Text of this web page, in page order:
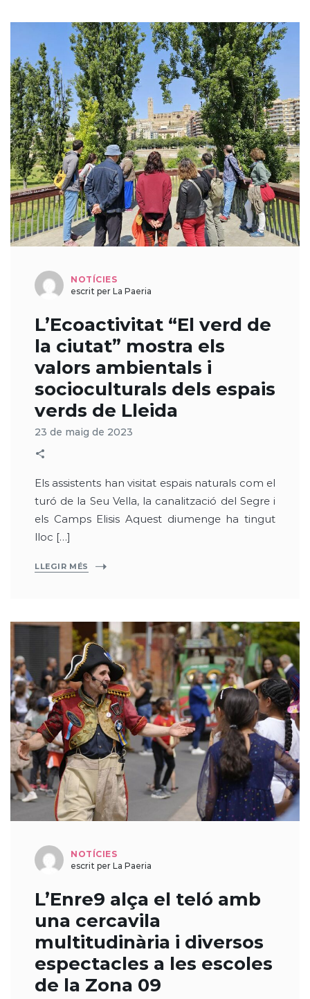
NOTÍCIES
escrit per La Paeria
L’Ecoactivitat “El verd de
la ciutat” mostra els
valors ambientals i
socioculturals dels espais
verds de Lleida
23 de maig de 2023
Els assistents han visitat espais naturals com el
turó de la Seu Vella, la canalització del Segre i
els Camps Elisis Aquest diumenge ha tingut
lloc […]
LLEGIR MÉS
NOTÍCIES
escrit per La Paeria
L’Enre9 alça el teló amb
una cercavila
multitudinària i diversos
espectacles a les escoles
de la Zona 09